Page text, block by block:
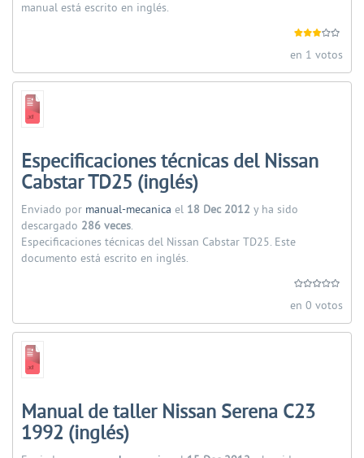
manual está escrito en inglés.
en 1 votos
Especificaciones técnicas del Nissan
Cabstar TD25 (inglés)
Enviado por manual-mecanica el 18 Dec 2012 y ha sido
descargado 286 veces.
Especificaciones técnicas del Nissan Cabstar TD25. Este
documento está escrito en inglés.
en 0 votos
Manual de taller Nissan Serena C23
1992 (inglés)